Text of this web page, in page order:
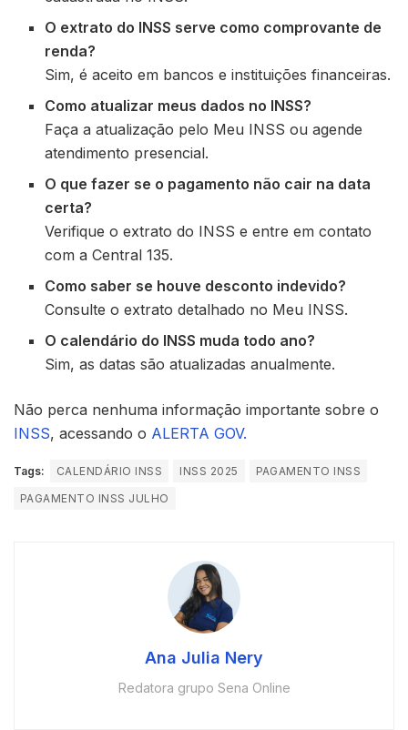
O extrato do INSS serve como comprovante de
renda?
Sim, é aceito em bancos e instituições financeiras.
Como atualizar meus dados no INSS?
Faça a atualização pelo Meu INSS ou agende
atendimento presencial.
O que fazer se o pagamento não cair na data
certa?
Verifique o extrato do INSS e entre em contato
com a Central 135.
Como saber se houve desconto indevido?
Consulte o extrato detalhado no Meu INSS.
O calendário do INSS muda todo ano?
Sim, as datas são atualizadas anualmente.
Não perca nenhuma informação importante sobre o
INSS, acessando o ALERTA GOV.
Tags: CALENDÁRIO INSS INSS 2025
PAGAMENTO INSS
PAGAMENTO INSS JULHO
Ana Julia Nery
Redatora grupo Sena Online